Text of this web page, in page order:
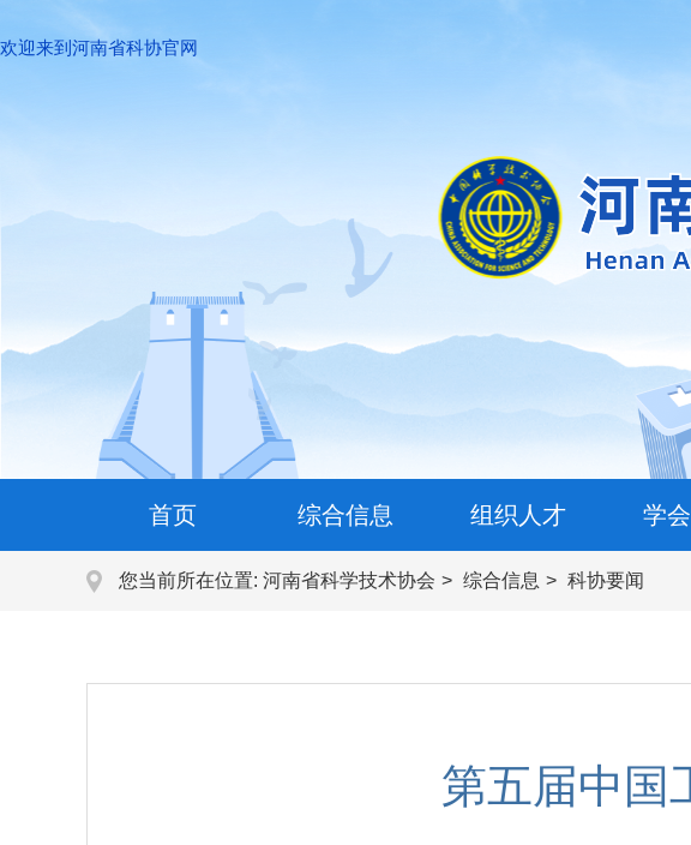
欢迎来到河南省科协官网
首页 综合信息 组织人才 学
您当前所在位置: 河南省科学技术协会 综合信息 科协要闻
第五届中国